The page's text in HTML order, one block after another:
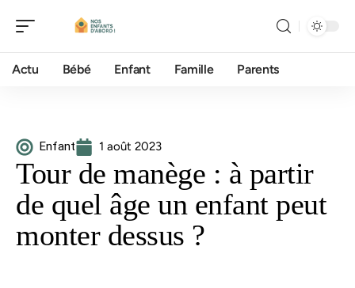
Actu Bébé Enfant Famille Parents
Enfant 1 août 2023
Tour de manège : à partir
de quel âge un enfant peut
monter dessus ?